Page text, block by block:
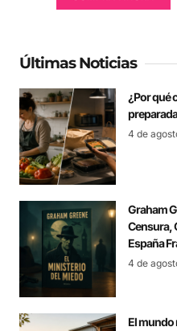
Últimas Noticias
¿Por qué
4 de
Graham
Censura,
España
4 de
El mundo